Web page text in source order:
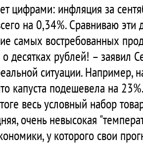
цифрами: инфляция за
на 0,34%. Сравниваю
самых востребованных
десятках рублей! –
ситуации. Например,
капуста подешевела на
весь условный набор
очень невысокая
у которого свои